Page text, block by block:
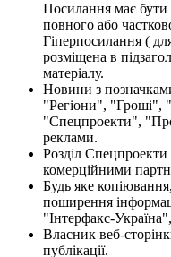
Посилання має бути
повного або
Гіперпосилання (
розміщена в
матеріалу.
Новини з
"Регіони", "Гроші",
"Спецпроекти",
реклами.
Розділ Спецпроекти
комерційними
Будь яке
поширення
"Інтерфакс-
Власник веб-
публікації.